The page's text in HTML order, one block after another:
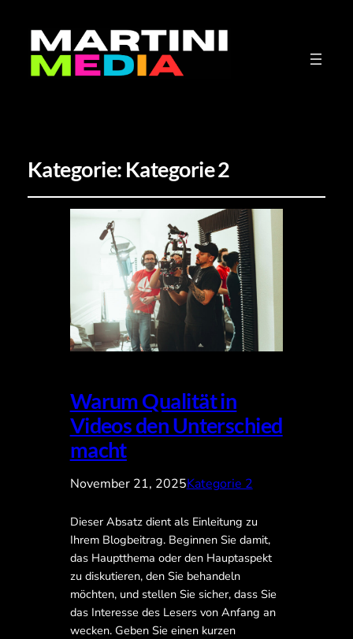
Kategorie: Kategorie 2
Warum Qualität in
Videos den Unterschied
macht
November 21, 2025Kategorie 2
Dieser Absatz dient als Einleitung zu
Ihrem Blogbeitrag. Beginnen Sie damit,
das Hauptthema oder den Hauptaspekt
zu diskutieren, den Sie behandeln
möchten, und stellen Sie sicher, dass Sie
das Interesse des Lesers von Anfang an
wecken. Geben Sie einen kurzen